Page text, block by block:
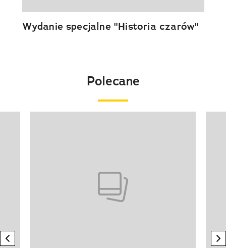
Wydanie specjalne "Historia czarów"
Polecane
previous element